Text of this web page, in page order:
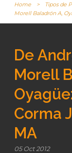
es
Home > Tipos de
Morell Baladrón A,
De
Morell
Corma
MA
05 Oct 2012